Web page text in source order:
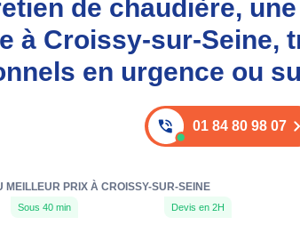
de chaudière,
à Croissy-sur-Seine,
en urgence ou
01 84 80 98 07
MEILLEUR PRIX À CROISSY-SUR-SEINE
Sous 40 min Devis en 2H